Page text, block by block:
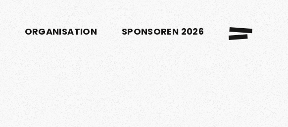
ORGANISATION SPONSOREN 2026